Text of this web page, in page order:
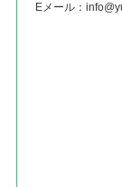
Eメール：